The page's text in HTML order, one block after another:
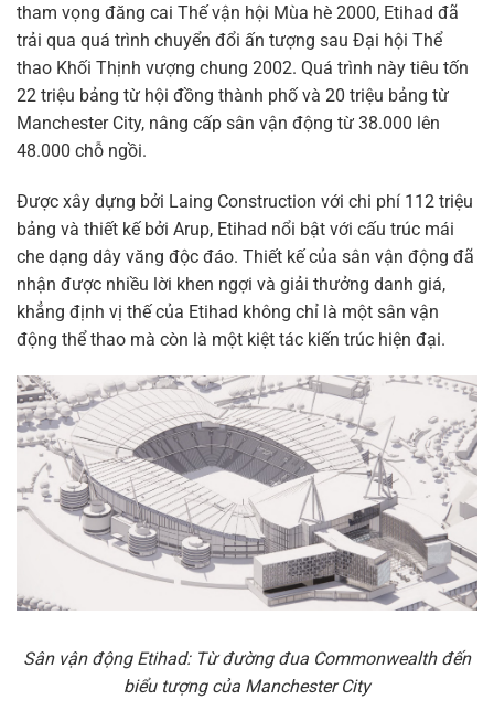
tham vọng đăng cai Thế vận hội Mùa hè 2000, Etihad đã
trải qua quá trình chuyển đổi ấn tượng sau Đại hội Thể
thao Khối Thịnh vượng chung 2002. Quá trình này tiêu tốn
22 triệu bảng từ hội đồng thành phố và 20 triệu bảng từ
Manchester City, nâng cấp sân vận động từ 38.000 lên
48.000 chỗ ngồi.
Được xây dựng bởi Laing Construction với chi phí 112 triệu
bảng và thiết kế bởi Arup, Etihad nổi bật với cấu trúc mái
che dạng dây văng độc đáo. Thiết kế của sân vận động đã
nhận được nhiều lời khen ngợi và giải thưởng danh giá,
khẳng định vị thế của Etihad không chỉ là một sân vận
động thể thao mà còn là một kiệt tác kiến trúc hiện đại.
Sân vận động Etihad: Từ đường đua Commonwealth đến
biểu tượng của Manchester City